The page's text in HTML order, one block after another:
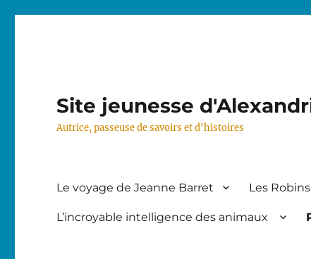
Site jeunesse
Autrice, passeuse de savoirs et d'histoires
Le voyage de Jeanne Barret Les
L’incroyable intelligence des animaux